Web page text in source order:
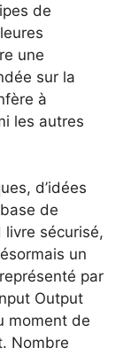
de
une
sur la
à
les autres
d’idées
de
livre sécurisé,
un
par
Output
moment de
Nombre